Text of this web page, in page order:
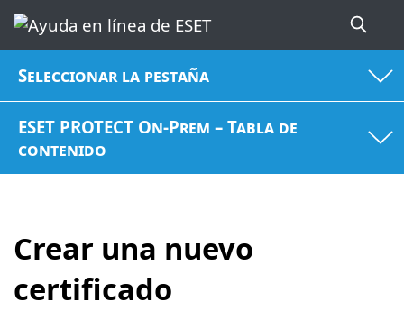
Seleccionar la pestaña
ESET PROTECT On-Prem – Tabla de
contenido
Crear una nuevo
certificado